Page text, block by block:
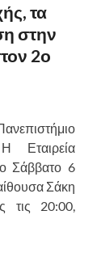
τα
στην
2ο
Εταιρεία
Σάββατο 6
Σάκη
τις 20:00,